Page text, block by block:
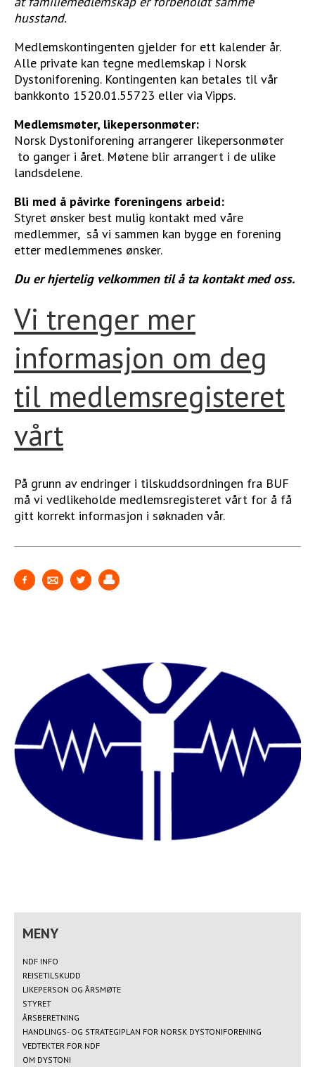
husstand.
Medlemskontingenten gjelder for ett kalender år.
Alle private kan tegne medlemskap i Norsk
Dystoniforening. Kontingenten kan betales til vår
bankkonto 1520.01.55723 eller via Vipps.
Medlemsmøter, likepersonmøter:
Norsk Dystoniforening arrangerer likepersonmøter
to ganger i året. Møtene blir arrangert i de ulike
landsdelene.
Bli med å påvirke foreningens arbeid:
Styret ønsker best mulig kontakt med våre
medlemmer, så vi sammen kan bygge en forening
etter medlemmenes ønsker.
Du er hjertelig velkommen til å ta kontakt med oss.
Vi trenger mer
informasjon om deg
til medlemsregisteret
vårt
På grunn av endringer i tilskuddsordningen fra BUF
må vi vedlikeholde medlemsregisteret vårt for å få
gitt korrekt informasjon i søknaden vår.
NDF INFO
REISETILSKUDD
LIKEPERSON OG ÅRSMØTE
STYRET
ÅRSBERETNING
HANDLINGS- OG STRATEGIPLAN FOR NORSK DYSTONIFORENING
VEDTEKTER FOR NDF
OM DYSTONI